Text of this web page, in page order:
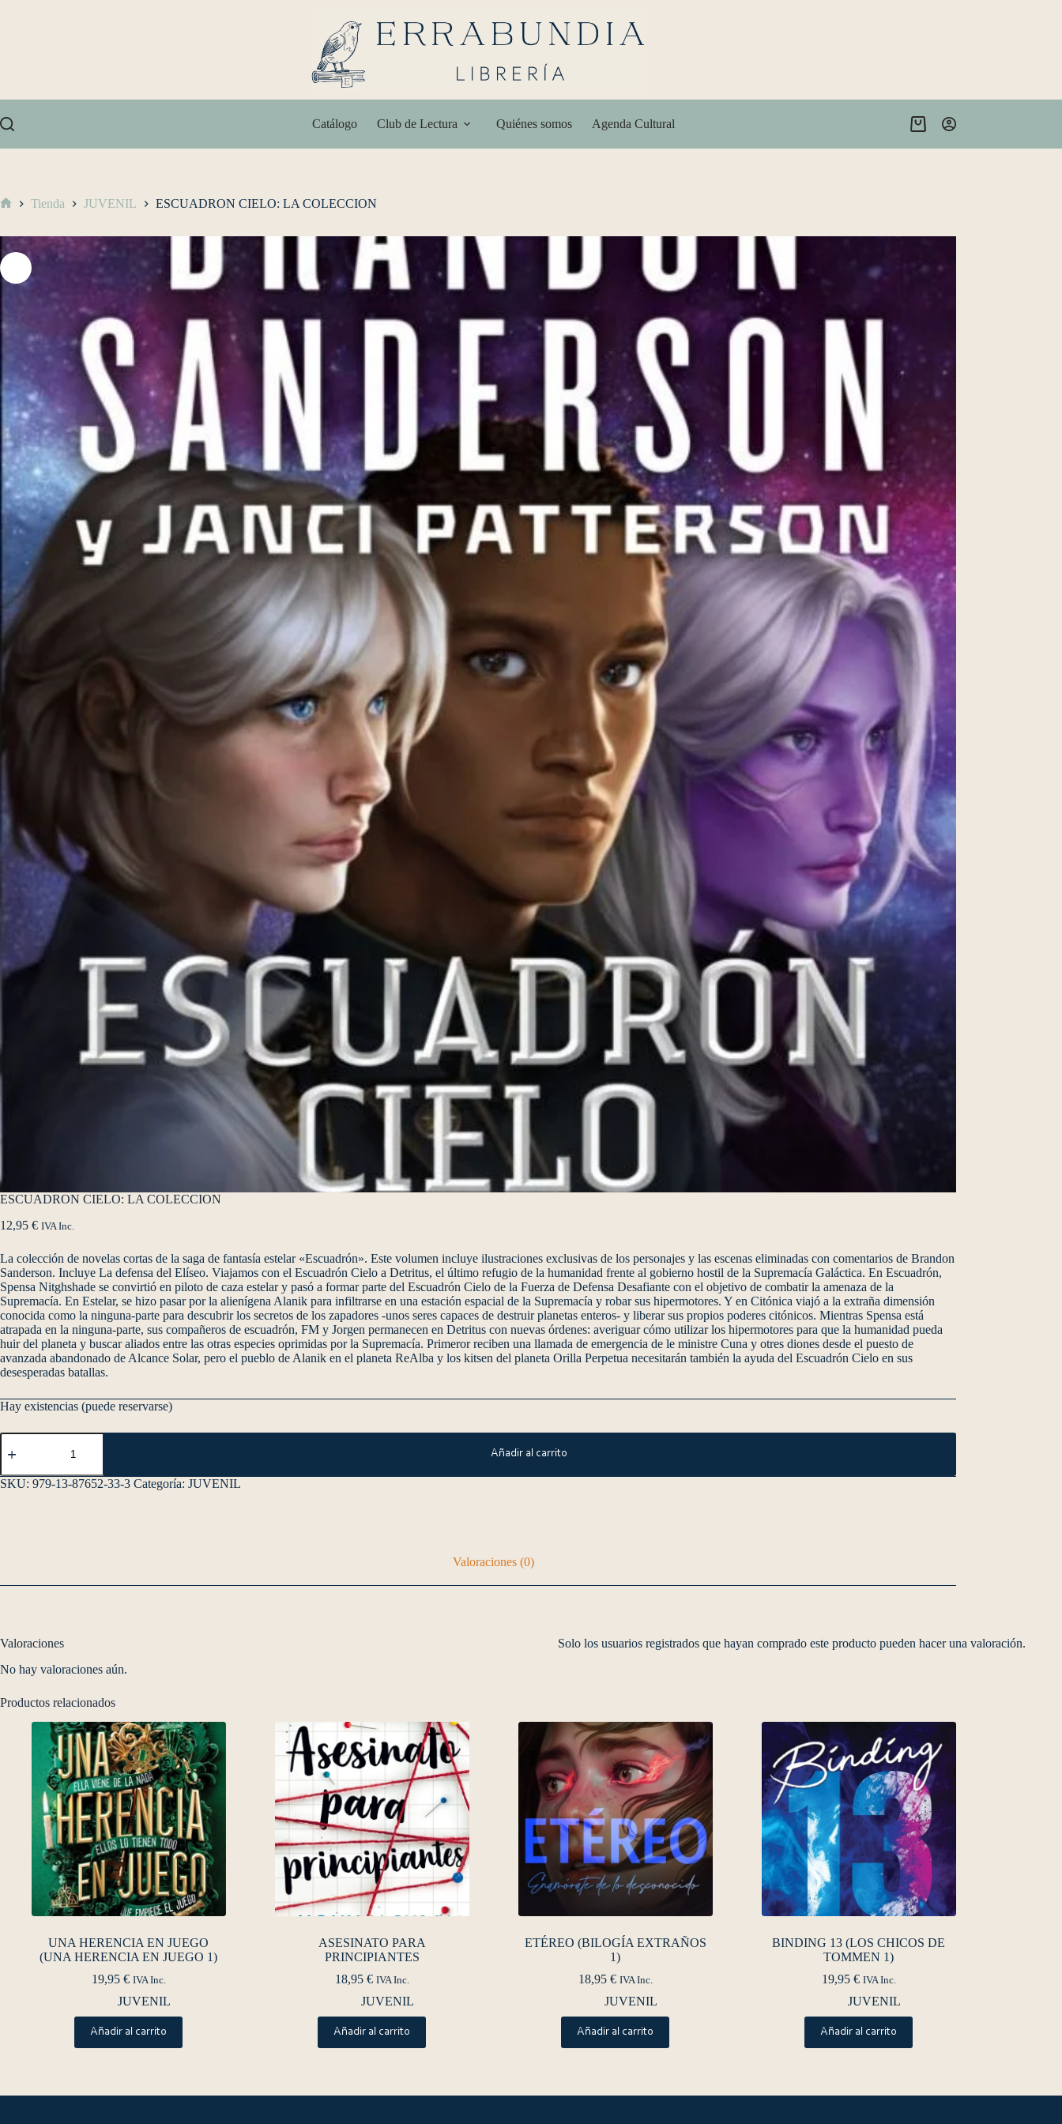
Catálogo Club de Lectura Quiénes somos Agenda Cultural
Tienda JUVENIL ESCUADRON CIELO: LA COLECCION
ESCUADRON CIELO: LA COLECCION
12,95 € IVA Inc.
La colección de novelas cortas de la saga de fantasía estelar «Escuadrón». Este volumen incluye ilustraciones exclusivas de los personajes y las escenas eliminadas con comentarios de Brandon
Sanderson. Incluye La defensa del Elíseo. Viajamos con el Escuadrón Cielo a Detritus, el último refugio de la humanidad frente al gobierno hostil de la Supremacía Galáctica. En Escuadrón,
Spensa Nitghshade se convirtió en piloto de caza estelar y pasó a formar parte del Escuadrón Cielo de la Fuerza de Defensa Desafiante con el objetivo de combatir la amenaza de la
Supremacía. En Estelar, se hizo pasar por la alienígena Alanik para infiltrarse en una estación espacial de la Supremacía y robar sus hipermotores. Y en Citónica viajó a la extraña dimensión
conocida como la ninguna-parte para descubrir los secretos de los zapadores -unos seres capaces de destruir planetas enteros- y liberar sus propios poderes citónicos. Mientras Spensa está
atrapada en la ninguna-parte, sus compañeros de escuadrón, FM y Jorgen permanecen en Detritus con nuevas órdenes: averiguar cómo utilizar los hipermotores para que la humanidad pueda
huir del planeta y buscar aliados entre las otras especies oprimidas por la Supremacía. Primeror reciben una llamada de emergencia de le ministre Cuna y otres diones desde el puesto de
avanzada abandonado de Alcance Solar, pero el pueblo de Alanik en el planeta ReAlba y los kitsen del planeta Orilla Perpetua necesitarán también la ayuda del Escuadrón Cielo en sus
desesperadas batallas.
Hay existencias (puede reservarse)
Añadir al carrito
SKU: 979-13-87652-33-3 Categoría: JUVENIL
Valoraciones (0)
Valoraciones
No hay valoraciones aún.
Solo los usuarios registrados que hayan comprado este producto pueden hacer una valoración.
Productos relacionados
UNA HERENCIA EN JUEGO
(UNA HERENCIA EN JUEGO 1)
19,95 € IVA Inc.
JUVENIL
Añadir al carrito
ASESINATO PARA
PRINCIPIANTES
18,95 € IVA Inc.
JUVENIL
Añadir al carrito
ETÉREO (BILOGÍA EXTRAÑOS
1)
18,95 € IVA Inc.
JUVENIL
Añadir al carrito
BINDING 13 (LOS CHICOS DE
TOMMEN 1)
19,95 € IVA Inc.
JUVENIL
Añadir al carrito